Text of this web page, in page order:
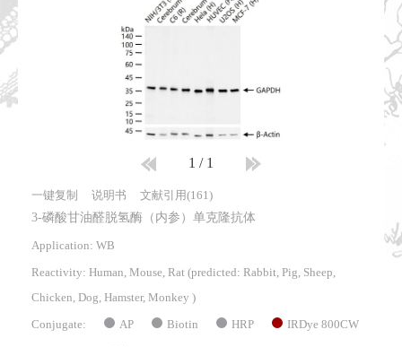
1 / 1
一键复制 说明书 文献引用(161)
3-磷酸甘油醛脱氢酶（内参）单克隆抗体
Application: WB
Reactivity: Human, Mouse, Rat (predicted: Rabbit, Pig, Sheep,
Chicken, Dog, Hamster, Monkey )
Conjugate: AP Biotin HRP IRDye 800CW